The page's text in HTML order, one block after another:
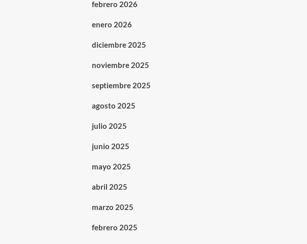
febrero 2026
enero 2026
diciembre 2025
noviembre 2025
septiembre 2025
agosto 2025
julio 2025
junio 2025
mayo 2025
abril 2025
marzo 2025
febrero 2025